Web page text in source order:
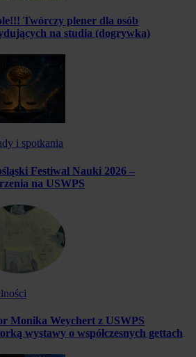
Twórczy plener dla osób
na studia (dogrywka)
i spotkania
Festiwal Nauki 2026 –
na USWPS
Monika Weychert z USWPS
wystawy o współczesnych gettach